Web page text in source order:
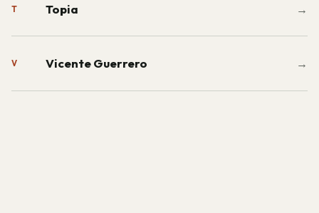
T Topia →
V Vicente Guerrero →